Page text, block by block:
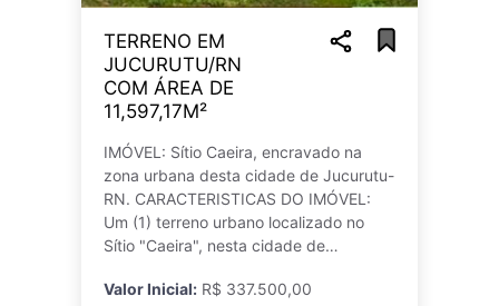
TERRENO EM
JUCURUTU/RN
COM ÁREA DE
11,597,17M²
IMÓVEL: Sítio Caeira, encravado na
zona urbana desta cidade de Jucurutu-
RN. CARACTERISTICAS DO IMÓVEL:
Um (1) terreno urbano localizado no
Sítio "Caeira", nesta cidade de
11,597,17m² (onze mil, quinhentos e
Valor Inicial: R$ 337.500,00